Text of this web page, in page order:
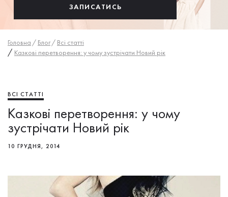
ЗАПИСАТИСЬ
Головна / Блог/ Всі статті
/ Казкові перетворення: у чому зустрічати Новий рік
ВСІ СТАТТІ
Казкові перетворення: у чому
зустрічати Новий рік
10 ГРУДНЯ, 2014